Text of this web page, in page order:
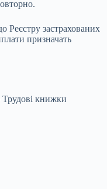
Реєстру застрахованих
призначать
Трудові книжки